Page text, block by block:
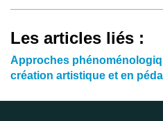
Les articles liés :
Approches
création artistique et en